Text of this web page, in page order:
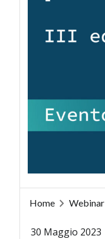
Home Webinar
30 Maggio 2023